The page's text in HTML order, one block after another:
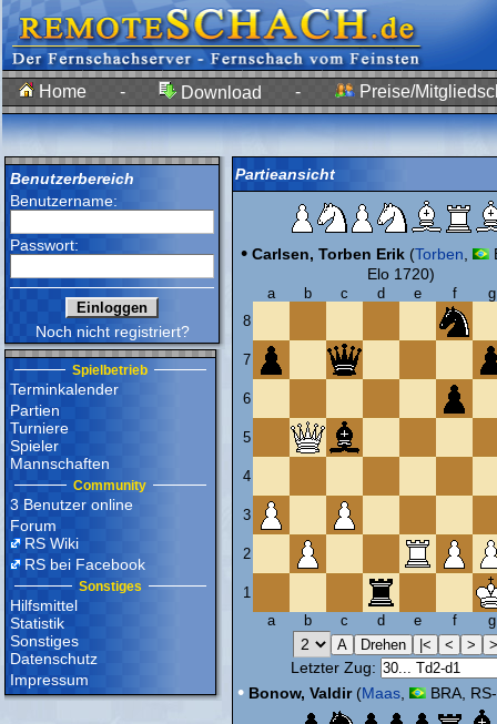
Home - Download - Preise/
Benutzerbereich
Benutzername:
Passwort:
Noch nicht registriert?
Spielbetrieb
Terminkalender
Partien
Turniere
Spieler
Mannschaften
Community
3 Benutzer online
Forum
RS Wiki
RS bei Facebook
Sonstiges
Hilfsmittel
Statistik
Sonstiges
Datenschutz
Impressum
Partieansicht
• Carlsen, Torben Erik (Torben
Elo 1720)
a b c d e f
g
8
7
6
5
4
3
2
1
a
b c d e f g
Letzter Zug:
• Bonow, Valdir(Maas, BRA,